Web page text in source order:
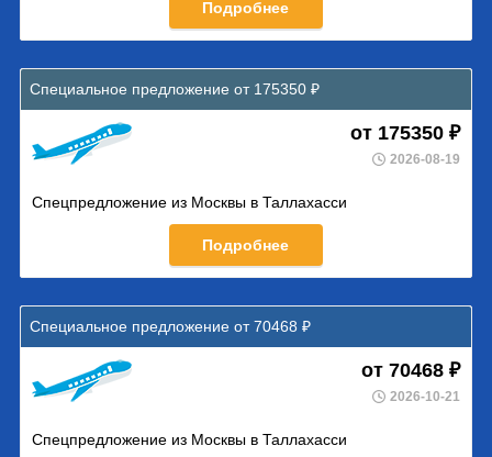
Подробнее
Специальное предложение от 175350 ₽
от 175350 ₽
2026-08-19
Спецпредложение из Москвы в Таллахасси
Подробнее
Специальное предложение от 70468 ₽
от 70468 ₽
2026-10-21
Спецпредложение из Москвы в Таллахасси